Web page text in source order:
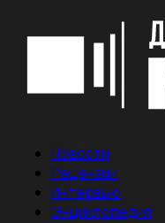
Новости
Рецензии
Интервью
Энциклопедия